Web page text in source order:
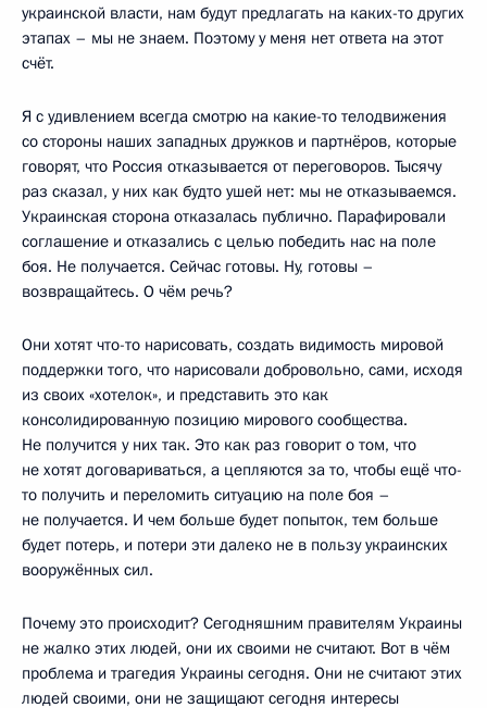
украинской власти, нам будут предлагать на каких-то других
этапах – мы не знаем. Поэтому у меня нет ответа на этот
счёт.
Я с удивлением всегда смотрю на какие-то телодвижения
со стороны наших западных дружков и партнёров, которые
говорят, что Россия отказывается от переговоров. Тысячу
раз сказал, у них как будто ушей нет: мы не отказываемся.
Украинская сторона отказалась публично. Парафировали
соглашение и отказались с целью победить нас на поле
боя. Не получается. Сейчас готовы. Ну, готовы –
возвращайтесь. О чём речь?
Они хотят что-то нарисовать, создать видимость мировой
поддержки того, что нарисовали добровольно, сами, исходя
из своих «хотелок», и представить это как
консолидированную позицию мирового сообщества.
Не получится у них так. Это как раз говорит о том, что
не хотят договариваться, а цепляются за то, чтобы ещё что-
то получить и переломить ситуацию на поле боя –
не получается. И чем больше будет попыток, тем больше
будет потерь, и потери эти далеко не в пользу украинских
вооружённых сил.
Почему это происходит? Сегодняшним правителям Украины
не жалко этих людей, они их своими не считают. Вот в чём
проблема и трагедия Украины сегодня. Они не считают этих
людей своими, они не защищают сегодня интересы